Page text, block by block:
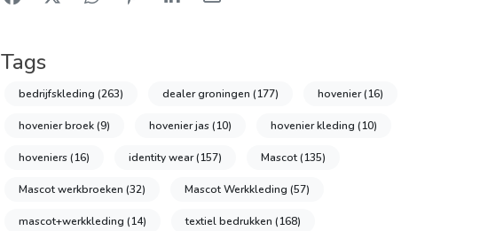
Tags
bedrijfskleding(263) dealer groningen(177) hovenier(16)
hovenier broek(9) hovenier jas(10) hovenier kleding(10)
hoveniers(16) identity wear(157) Mascot(135)
Mascot werkbroeken(32) Mascot Werkkleding(57)
mascot+werkkleding(14) textiel bedrukken(168)